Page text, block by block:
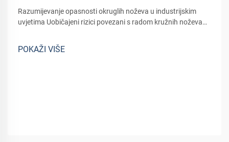
Razumijevanje opasnosti okruglih noževa u industrijskim
uvjetima Uobičajeni rizici povezani s radom kružnih noževa
noževi u industrijskoj upotrebi mogu predstavljati određene
opasnosti s najčešćim...
POKAŽI VIŠE